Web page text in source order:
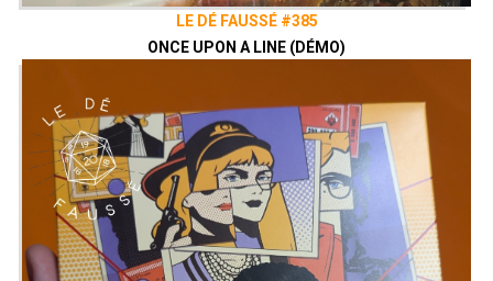
LE DÉ FAUSSÉ #385
ONCE UPON A LINE (DÉMO)